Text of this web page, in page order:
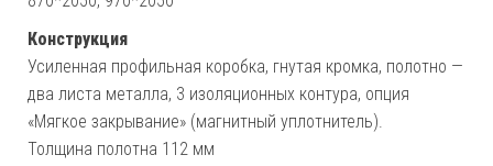
Конструкция
Усиленная профильная коробка, гнутая кромка, полотно —
два листа металла, 3 изоляционных контура, опция
«Мягкое закрывание» (магнитный уплотнитель).
Толщина полотна 112 мм